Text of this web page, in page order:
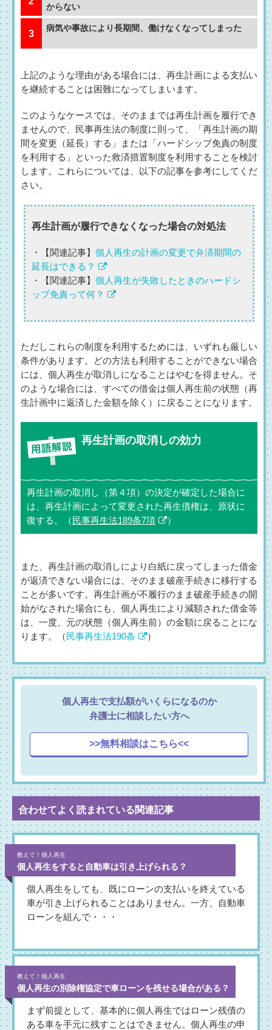
からない
病気や事故により長期間、働けなくなってしまった
上記のような理由がある場合には、再生計画による支払い
を継続することは困難になってしまいます。
このようなケースでは、そのままでは再生計画を履行でき
ませんので、民事再生法の制度に則って、「再生計画の期
間を変更（延長）する」または「ハードシップ免責の制度
を利用する」といった救済措置制度を利用することを検討
します。これらについては、以下の記事を参考にしてくだ
さい。
再生計画が履行できなくなった場合の対処法
・【関連記事】 個人再生の計画の変更で弁済期間の
延長はできる？
・【関連記事】 個人再生が失敗したときのハードシ
ップ免責って何？
ただしこれらの制度を利用するためには、いずれも厳しい
条件があります。どの方法も利用することができない場合
には、個人再生が取消しになることはやむを得ません。そ
のような場合には、すべての借金は個人再生前の状態（再
生計画中に返済した金額を除く）に戻ることになります。
再生計画の取消しの効力
再生計画の取消し（第４項）の決定が確定した場合に
は、再生計画によって変更された再生債権は、原状に
復する。（ 民事再生法189条7項 ）
また、再生計画の取消しにより白紙に戻ってしまった借金
が返済できない場合には、そのまま破産手続きに移行する
ことが多いです。再生計画が不履行のまま破産手続きの開
始がなされた場合にも、個人再生により減額された借金等
は、一度、元の状態（個人再生前）の金額に戻ることにな
ります。（ 民事再生法190条 ）
個人再生で支払額がいくらになるのか
弁護士に相談したい方へ
>>無料相談はこちら<<
合わせてよく読まれている関連記事
教えて！個人再生
個人再生をすると自動車は引き上げられる？
個人再生をしても、既にローンの支払いを終えている
車が引き上げられることはありません。一方、自動車
ローンを組んで・・・
教えて！個人再生
個人再生の別除権協定で車ローンを残せる場合がある？
まず前提として、基本的に個人再生ではローン残債の
ある車を手元に残すことはできません。個人再生の申